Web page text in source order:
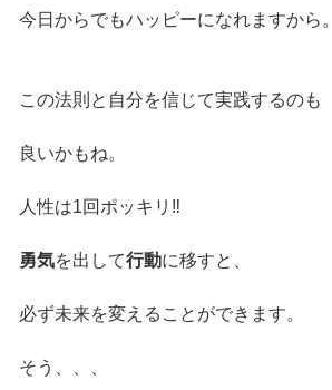
今日からでもハッピーになれますから。
この法則と自分を信じて実践するのも
良いかもね。
人性は1回ポッキリ‼️
勇気を出して行動に移すと、
必ず未来を変えることができます。
そう、、、